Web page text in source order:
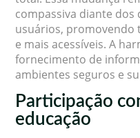
compassiva diante
usuários, promovendo
e mais acessíveis. A
fornecimento de
ambientes seguros e
Participação
educação